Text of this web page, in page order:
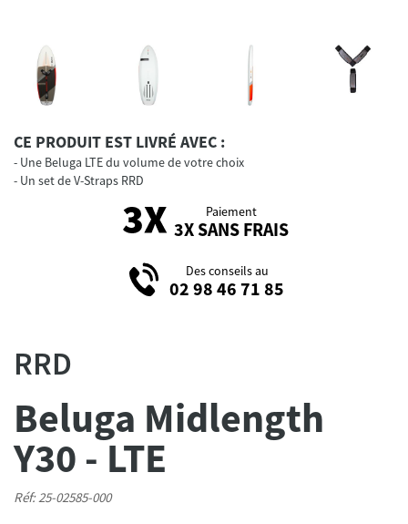
CE PRODUIT EST LIVRÉ AVEC :
Une Beluga LTE du volume de votre choix
Un set de V-Straps RRD
Paiement
3X SANS FRAIS
Des conseils au
02 98 46 71 85
RRD
Beluga Midlength
Y30 - LTE
Réf: 25-02585-000